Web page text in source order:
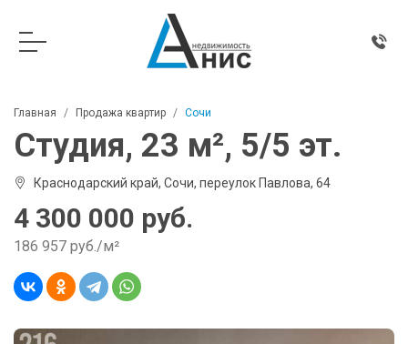
Главная Продажа квартир Сочи
Студия, 23 м², 5/5 эт.
Краснодарский край, Сочи, переулок Павлова, 64
4 300 000 руб.
186 957 руб./м²